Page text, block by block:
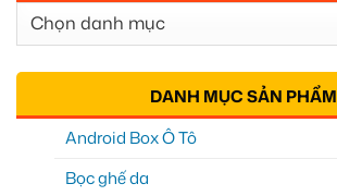
Chuyên
Mục
DANH MỤC SẢN PHẨM
Android Box Ô Tô
Bọc ghế da